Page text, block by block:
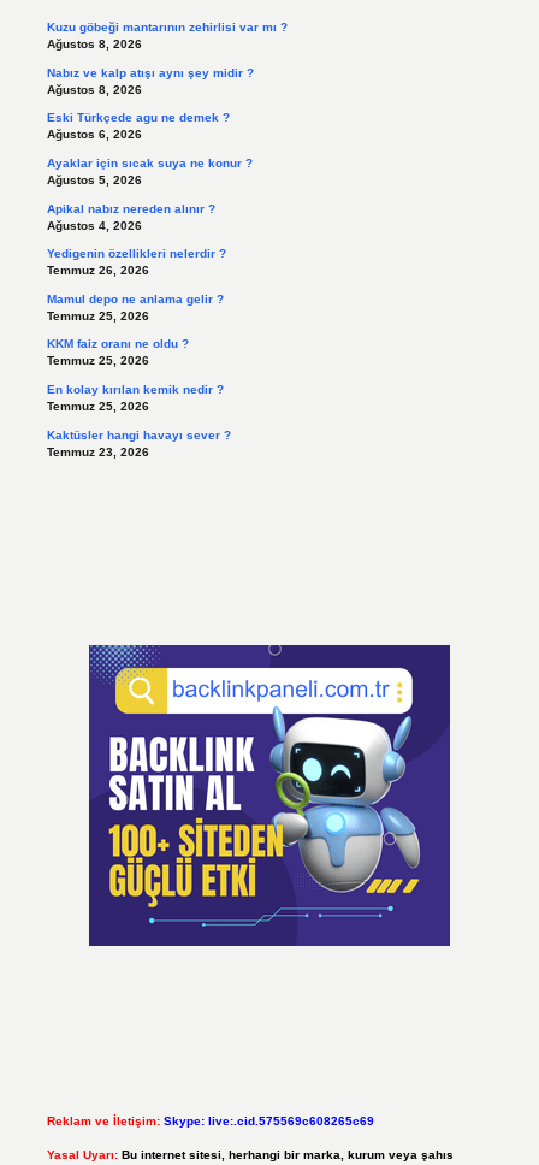
Kuzu göbeği mantarının zehirlisi var mı ?
Ağustos 8, 2026
Nabız ve kalp atışı aynı şey midir ?
Ağustos 8, 2026
Eski Türkçede agu ne demek ?
Ağustos 6, 2026
Ayaklar için sıcak suya ne konur ?
Ağustos 5, 2026
Apikal nabız nereden alınır ?
Ağustos 4, 2026
Yedigenin özellikleri nelerdir ?
Temmuz 26, 2026
Mamul depo ne anlama gelir ?
Temmuz 25, 2026
KKM faiz oranı ne oldu ?
Temmuz 25, 2026
En kolay kırılan kemik nedir ?
Temmuz 25, 2026
Kaktüsler hangi havayı sever ?
Temmuz 23, 2026
Reklam ve İletişim: Skype: live:.cid.575569c608265c69
Yasal Uyarı: Bu internet sitesi, herhangi bir marka, kurum veya şahıs